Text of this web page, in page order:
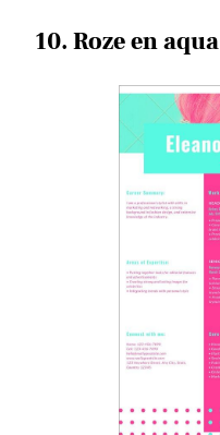
10. Roze en